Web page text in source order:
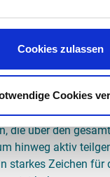
Cookies zulassen
Cookies
Mischwald, der zur
beiträgt, die
ist das
die über den
hinweg aktiv
starkes Zeichen für